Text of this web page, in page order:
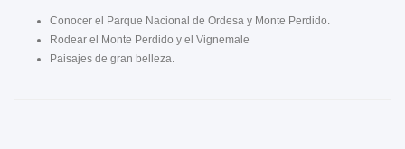
Conocer el Parque Nacional de Ordesa y Monte Perdido.
Rodear el Monte Perdido y el Vignemale
Paisajes de gran belleza.